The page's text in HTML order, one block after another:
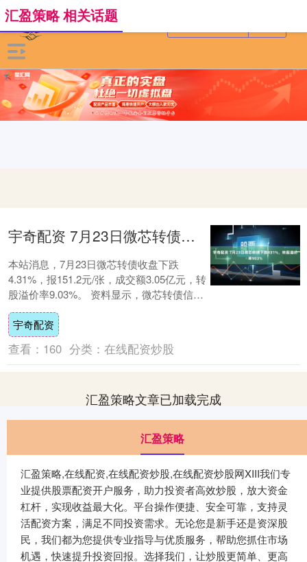
汇盈策略 相关话题
宇奇配资 7月23日微芯转债下跌431%，转股溢价率903%
本站消息，7月23日微芯转债收盘下跌
4.31%，报151.2元/张，成交额3.05亿元，转
股溢价率9.03%。 资料显示，微芯转债信用
级别为“A+”，债券期限6....
宇奇配资
查看： 160 分类： 在线配资炒股
汇盈策略文章已加载完成
汇盈策略
汇盈策略,在线配资,在线配资炒股,在线配资炒股网XIII‌我们专
业提供股票配资开户服务，助力投资者高效炒股，放大资金
杠杆，实现收益最大化。平台操作便捷、安全可靠，支持灵
活配资方案，满足不同投资需求。无论您是新手还是资深股
民，我们都为您提供专业指导与优质服务，帮助您抓住市场
机遇，快速提升投资回报。选择我们，让炒股更简单、更高